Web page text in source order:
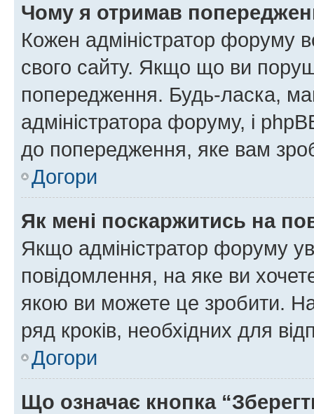
Чому я отримав
Кожен адміністратор форуму
свого сайту. Якщо що ви
попередження. Будь-ласка,
адміністратора форуму, і
до попередження, яке вам
Догори
Як мені поскаржитись на
Якщо адміністратор форуму
повідомлення, на яке ви
якою ви можете це зробити.
ряд кроків, необхідних для
Догори
Що означає кнопка